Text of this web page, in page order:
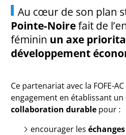
Au cœur de son plan
Pointe-Noirefait de
féminin un axe
développement
Ce partenariat avec la FOFE-
engagement en établissant un
collaboration durable pour :
encourager les